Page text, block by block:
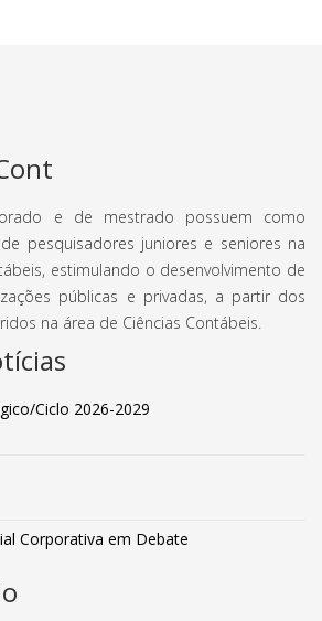
e de mestrado possuem como
pesquisadores juniores e seniores na
estimulando o desenvolvimento de
públicas e privadas, a partir dos
na área de Ciências Contábeis.
Ciclo 2026-2029
Corporativa em Debate